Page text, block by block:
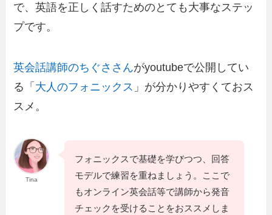
で、英語を正しく話すためのとても大事なステッ
プです。
英会話講師のちぐささんがyoutubeで公開してい
る「 大人のフォニックス 」が分かりやすくておス
スメ。
Tina
フォニックスで基礎を学びつつ、回答
モデルで練習を重ねましょう。ここで
もオンライン英会話等で講師から発音
チェックを受けることをおススメしま